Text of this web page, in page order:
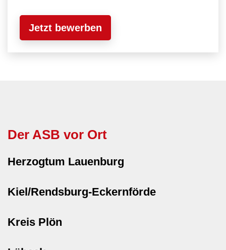
Jetzt bewerben
Der ASB vor Ort
Herzogtum Lauenburg
Kiel/Rendsburg-Eckernförde
Kreis Plön